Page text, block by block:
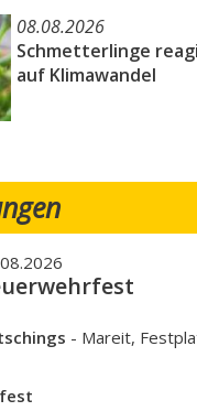
08.08.2026
Schmetterlinge
auf Klimawandel
- Mareit,